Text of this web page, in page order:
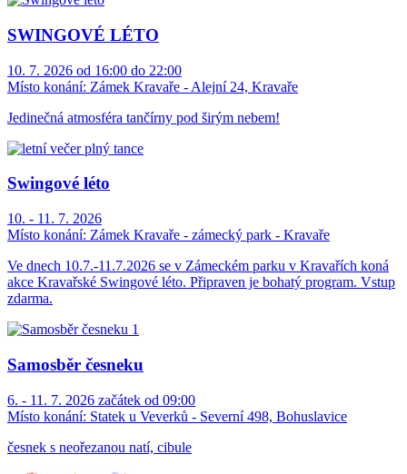
SWINGOVÉ LÉTO
10. 7. 2026 od 16:00 do 22:00
Místo konání: Zámek Kravaře - Alejní 24, Kravaře
Jedinečná atmosféra tančírny pod širým nebem!
Swingové léto
10. - 11. 7. 2026
Místo konání: Zámek Kravaře - zámecký park - Kravaře
Ve dnech 10.7.-11.7.2026 se v Zámeckém parku v Kravařích koná
akce Kravařské Swingové léto. Připraven je bohatý program. Vstup
zdarma.
Samosběr česneku
6. - 11. 7. 2026 začátek od 09:00
Místo konání: Statek u Veverků - Severní 498, Bohuslavice
česnek s neořezanou natí, cibule